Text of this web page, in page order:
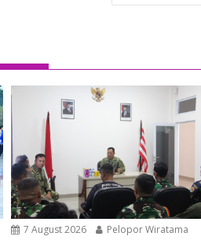
7 August 2026 Pelopor Wiratama